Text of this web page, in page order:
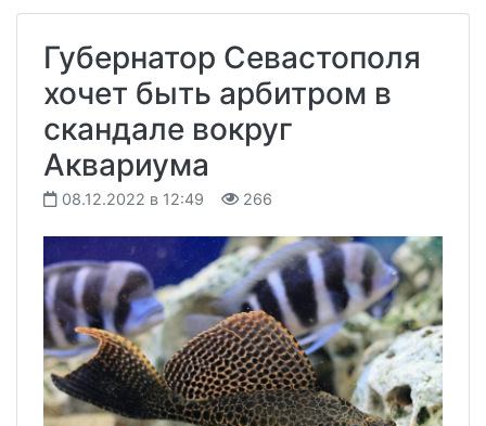
Губернатор Севастополя
хочет быть арбитром в
скандале вокруг
Аквариума
08.12.2022 в 12:49 266